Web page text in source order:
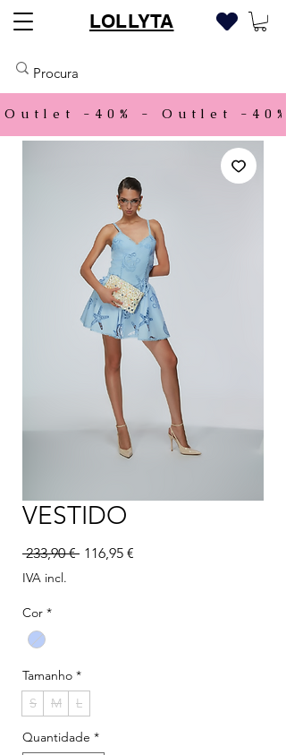
LOLLYTA
Outlet -40% -
VESTIDO
233,90 € Preço normal
116,95 €
IVA incl.
Cor *
Tamanho *
S
M L
Quantidade *